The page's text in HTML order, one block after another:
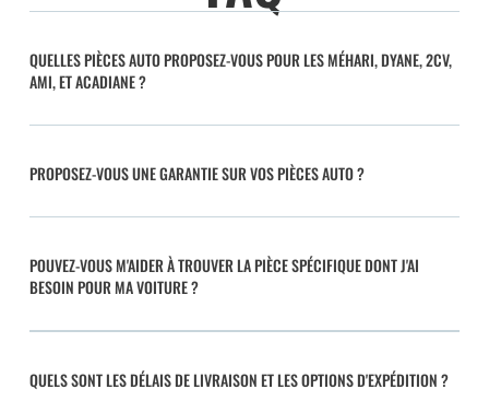
QUELLES PIÈCES AUTO PROPOSEZ-VOUS POUR LES MÉHARI, DYANE, 2CV,
AMI, ET ACADIANE ?
PROPOSEZ-VOUS UNE GARANTIE SUR VOS PIÈCES AUTO ?
POUVEZ-VOUS M'AIDER À TROUVER LA PIÈCE SPÉCIFIQUE DONT J'AI
BESOIN POUR MA VOITURE ?
QUELS SONT LES DÉLAIS DE LIVRAISON ET LES OPTIONS D'EXPÉDITION ?